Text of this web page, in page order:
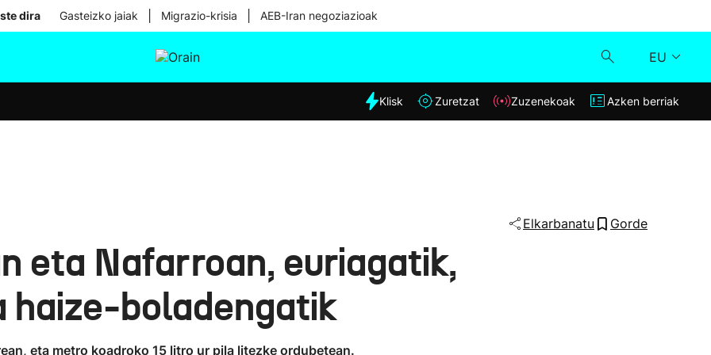
dira Gasteizko jaiak Migrazio-krisia AEB-Iran negoziazioak
EU
Eguraldia
Klisk
Klisk Zuretzat Zuzenekoak Azken berriak
Elkarbanatu Gorde
eta Nafarroan, euriagatik,
boladengatik
eta metro koadroko 15 litro ur pila litezke ordubetean.